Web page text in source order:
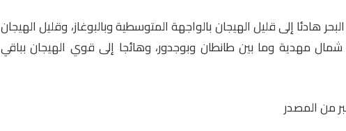
هادئا إلى قليل الهيجان بالواجهة المتوسطية وبالبوغاز، وقليل الهيجان
مهدية وما بين طانطان وبوجدور، وهائجا إلى قوي الهيجان بباقي
من المصدر